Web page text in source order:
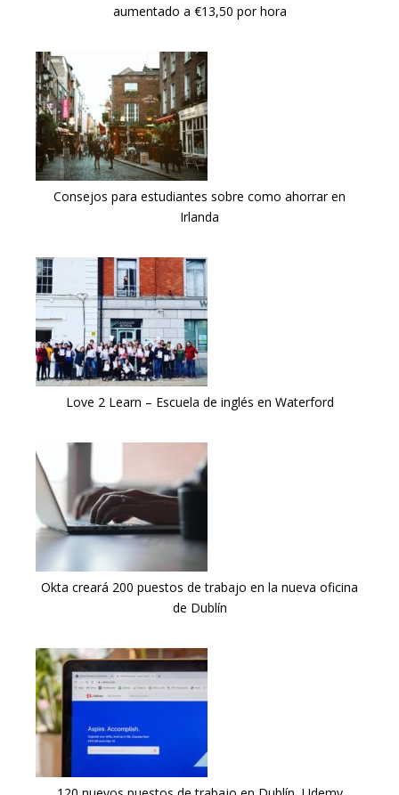
aumentado a €13,50 por hora
Consejos para estudiantes sobre como ahorrar en
Irlanda
Love 2 Learn – Escuela de inglés en Waterford
Okta creará 200 puestos de trabajo en la nueva oficina
de Dublín